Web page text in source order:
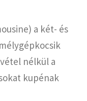
a két- és
nélkül a
kupénak